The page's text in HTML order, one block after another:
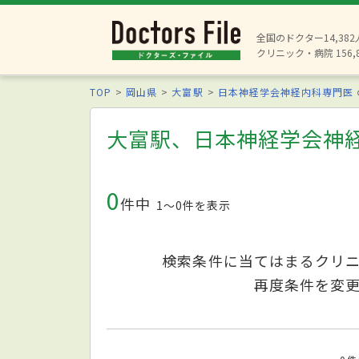
全国のドクター14,382
クリニック・病院
TOP 岡山県 大富駅 日本神経学会神経内科専門医
大富駅、日本神経学会神
0件中 1〜0件を表示
検索条件に当てはまるクリ
再度条件を変